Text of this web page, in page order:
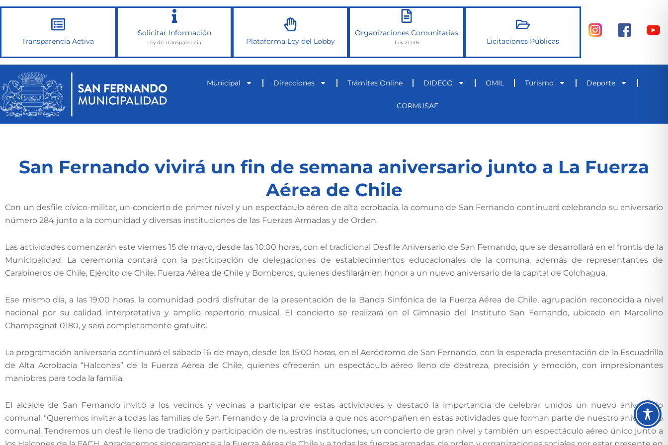
Ir
Transparencia Activa
Solicitar Información
Ley de Transparencia Plataforma Ley del Lobby
Organizaciones Comunitarias
Ley 21.146 Licitaciones Públicas
Municipal Direcciones Trámites Online DIDECO OMIL Turismo Deporte
CORMUSAF
San Fernando vivirá un fin de semana aniversario junto a La Fuerza
Aérea de Chile
Con un desfile cívico-militar, un concierto de primer nivel y un espectáculo aéreo de alta acrobacia, la comuna de San Fernando continuará celebrando su aniversario
número 284 junto a la comunidad y diversas instituciones de las Fuerzas Armadas y de Orden.
Las actividades comenzarán este viernes 15 de mayo, desde las 10:00 horas, con el tradicional Desfile Aniversario de San Fernando, que se desarrollará en el frontis de la
Municipalidad. La ceremonia contará con la participación de delegaciones de establecimientos educacionales de la comuna, además de representantes de
Carabineros de Chile, Ejército de Chile, Fuerza Aérea de Chile y Bomberos, quienes desfilarán en honor a un nuevo aniversario de la capital de Colchagua.
Ese mismo día, a las 19:00 horas, la comunidad podrá disfrutar de la presentación de la Banda Sinfónica de la Fuerza Aérea de Chile, agrupación reconocida a nivel
nacional por su calidad interpretativa y amplio repertorio musical. El concierto se realizará en el Gimnasio del Instituto San Fernando, ubicado en Marcelino
Champagnat 0180, y será completamente gratuito.
La programación aniversaria continuará el sábado 16 de mayo, desde las 15:00 horas, en el Aeródromo de San Fernando, con la esperada presentación de la Escuadrilla
de Alta Acrobacia “Halcones” de la Fuerza Aérea de Chile, quienes ofrecerán un espectáculo aéreo lleno de destreza, precisión y emoción, con impresionantes
maniobras para toda la familia.
El alcalde de San Fernando invitó a los vecinos y vecinas a participar de estas actividades y destacó la importancia de celebrar unidos un nuevo aniversario
comunal. “Queremos invitar a todas las familias de San Fernando y de la provincia a que nos acompañen en estas actividades que forman parte de nuestro aniversario
comunal. Tendremos un desfile lleno de tradición y participación de nuestras instituciones, un concierto de gran nivel y también un espectáculo aéreo único junto a